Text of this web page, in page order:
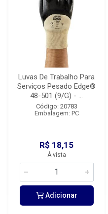
Luvas De Trabalho Para
Serviços Pesado Edge®
48-501 (9/G) - ...
Código: 20783
Embalagem: PC
R$ 18,15
À vista
Adicionar